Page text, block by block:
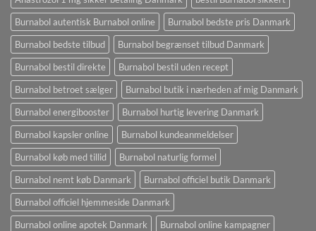
Burnabol autentisk Burnabol online
Burnabol bedste pris Danmark
Burnabol bedste tilbud
Burnabol begrænset tilbud Danmark
Burnabol bestil direkte
Burnabol bestil uden recept
Burnabol betroet sælger
Burnabol butik i nærheden af ​​mig Danmark
Burnabol energibooster
Burnabol hurtig levering Danmark
Burnabol kapsler online
Burnabol kundeanmeldelser
Burnabol køb med tillid
Burnabol naturlig formel
Burnabol nemt køb Danmark
Burnabol officiel butik Danmark
Burnabol officiel hjemmeside Danmark
Burnabol online apotek Danmark
Burnabol online kampagner